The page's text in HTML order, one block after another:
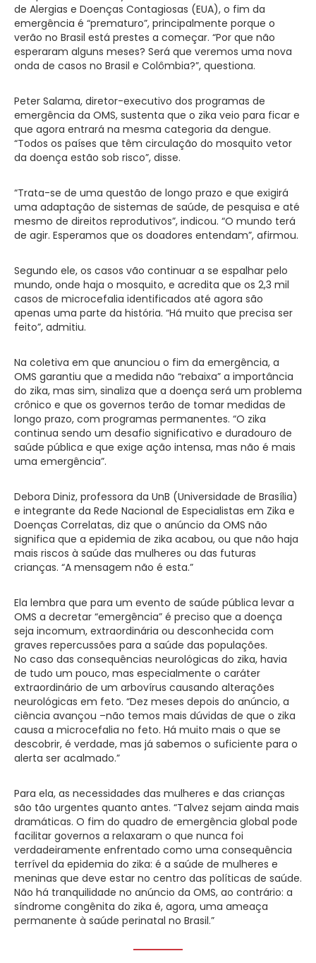
de Alergias e Doenças Contagiosas (EUA), o fim da
emergência é “prematuro”, principalmente porque o
verão no Brasil está prestes a começar. “Por que não
esperaram alguns meses? Será que veremos uma nova
onda de casos no Brasil e Colômbia?”, questiona.
Peter Salama, diretor-executivo dos programas de
emergência da OMS, sustenta que o zika veio para ficar e
que agora entrará na mesma categoria da dengue.
“Todos os países que têm circulação do mosquito vetor
da doença estão sob risco”, disse.
“Trata-se de uma questão de longo prazo e que exigirá
uma adaptação de sistemas de saúde, de pesquisa e até
mesmo de direitos reprodutivos”, indicou. “O mundo terá
de agir. Esperamos que os doadores entendam”, afirmou.
Segundo ele, os casos vão continuar a se espalhar pelo
mundo, onde haja o mosquito, e acredita que os 2,3 mil
casos de microcefalia identificados até agora são
apenas uma parte da história. “Há muito que precisa ser
feito”, admitiu.
Na coletiva em que anunciou o fim da emergência, a
OMS garantiu que a medida não “rebaixa” a importância
do zika, mas sim, sinaliza que a doença será um problema
crônico e que os governos terão de tomar medidas de
longo prazo, com programas permanentes. “O zika
continua sendo um desafio significativo e duradouro de
saúde pública e que exige ação intensa, mas não é mais
uma emergência”.
Debora Diniz, professora da UnB (Universidade de Brasília)
e integrante da Rede Nacional de Especialistas em Zika e
Doenças Correlatas, diz que o anúncio da OMS não
significa que a epidemia de zika acabou, ou que não haja
mais riscos à saúde das mulheres ou das futuras
crianças. “A mensagem não é esta.”
Ela lembra que para um evento de saúde pública levar a
OMS a decretar “emergência” é preciso que a doença
seja incomum, extraordinária ou desconhecida com
graves repercussões para a saúde das populações.
No caso das consequências neurológicas do zika, havia
de tudo um pouco, mas especialmente o caráter
extraordinário de um arbovírus causando alterações
neurológicas em feto. “Dez meses depois do anúncio, a
ciência avançou –não temos mais dúvidas de que o zika
causa a microcefalia no feto. Há muito mais o que se
descobrir, é verdade, mas já sabemos o suficiente para o
alerta ser acalmado.”
Para ela, as necessidades das mulheres e das crianças
são tão urgentes quanto antes. “Talvez sejam ainda mais
dramáticas. O fim do quadro de emergência global pode
facilitar governos a relaxaram o que nunca foi
verdadeiramente enfrentado como uma consequência
terrível da epidemia do zika: é a saúde de mulheres e
meninas que deve estar no centro das políticas de saúde.
Não há tranquilidade no anúncio da OMS, ao contrário: a
síndrome congênita do zika é, agora, uma ameaça
permanente à saúde perinatal no Brasil.”